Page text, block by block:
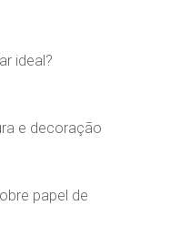
ideal?
e decoração
papel de